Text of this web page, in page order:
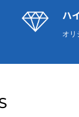
ハ
オリ